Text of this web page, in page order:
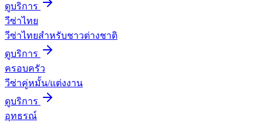
ดูบริการ
วีซ่าไทย
วีซ่าไทยสำหรับชาวต่างชาติ
ดูบริการ
ครอบครัว
วีซ่าคู่หมั้น/แต่งงาน
ดูบริการ
อุทธรณ์